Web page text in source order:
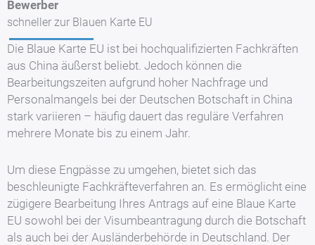
Bewerber
schneller zur Blauen Karte EU
Die Blaue Karte EU ist bei hochqualifizierten Fachkräften
aus China äußerst beliebt. Jedoch können die
Bearbeitungszeiten aufgrund hoher Nachfrage und
Personalmangels bei der Deutschen Botschaft in China
stark variieren – häufig dauert das reguläre Verfahren
mehrere Monate bis zu einem Jahr.
Um diese Engpässe zu umgehen, bietet sich das
beschleunigte Fachkräfteverfahren an. Es ermöglicht eine
zügigere Bearbeitung Ihres Antrags auf eine Blaue Karte
EU sowohl bei der Visumbeantragung durch die Botschaft
als auch bei der Ausländerbehörde in Deutschland. Der